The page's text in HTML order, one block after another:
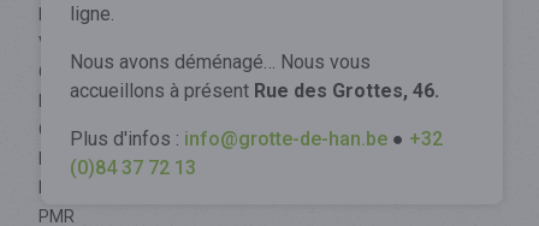
Spectacle Origin
Comprendre la Grotte
Notre engagement
La visite
Votre visite de la Grotte
Découvrir le Parc
Animaux
Gouffre de Belvaux
Notre engagement
Infos pratiques
Préparez votre voyage
Tarifs
Horaires
Visites exclusives
Glamping
Groupes
ligne.
Nous avons déménagé… Nous vous
accueillons à présent Rue des Grottes, 46.
Plus d'infos : info@grotte-de-han.be● +32
(0)84 37 72 13
Infos pratiques
Visites exclusives
Glamping
Entreprises
Groupes
Écoles
PMR